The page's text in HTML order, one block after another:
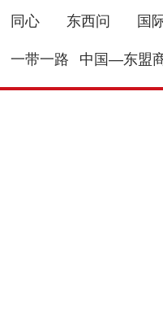
同心 东西问 国
一带一路 中国—东盟